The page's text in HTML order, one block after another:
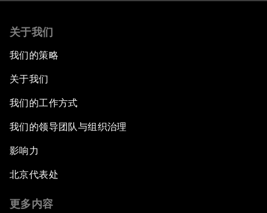
关于我们
我们的策略
关于我们
我们的工作方式
我们的领导团队与组织治理
影响力
北京代表处
更多内容